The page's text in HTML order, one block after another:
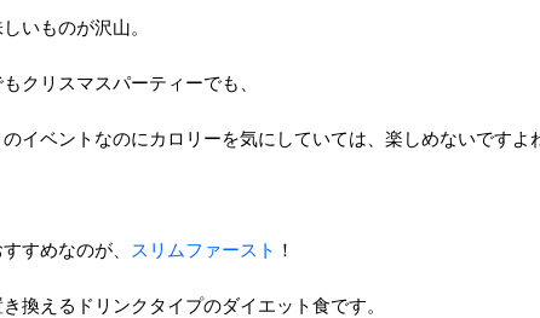
いものが沢山。
クリスマスパーティーでも、
イベントなのにカロリーを気にしていては、楽しめないですよ
すめなのが、 スリムファースト ！
換えるドリンクタイプのダイエット食です。